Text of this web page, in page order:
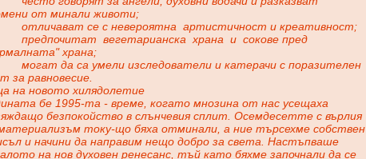
от минали животи;
отличават се с невероятна артистичност и креативност;
предпочитат вегетарианска храна и сокове пред
храна;
могат да са умели изследователи и катерачи с поразителен
за равновесие.
на новото хилядолетие
бе 1995-та - време, когато мнозина от нас усещаха
безпокойство в слънчевия сплит. Осемдесетте с върлия
току-що бяха отминали, а ние търсехме собствен
и начини да направим нещо добро за света. Настъпваше
на нов духовен ренесанс, тъй като бяхме започнали да се